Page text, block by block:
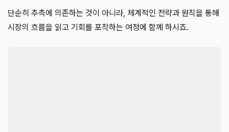
단순히 추측에 의존하는 것이 아니라, 체계적인 전략과 원칙을 통해
시장의 흐름을 읽고 기회를 포착하는 여정에 함께 하시죠.